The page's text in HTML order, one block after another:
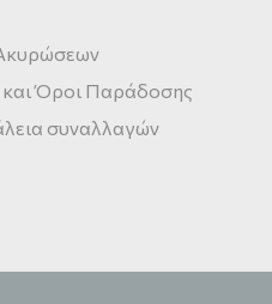
και Όροι Παράδοσης
συναλλαγών